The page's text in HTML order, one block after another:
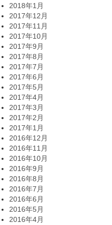
2018年1月
2017年12月
2017年11月
2017年10月
2017年9月
2017年8月
2017年7月
2017年6月
2017年5月
2017年4月
2017年3月
2017年2月
2017年1月
2016年12月
2016年11月
2016年10月
2016年9月
2016年8月
2016年7月
2016年6月
2016年5月
2016年4月